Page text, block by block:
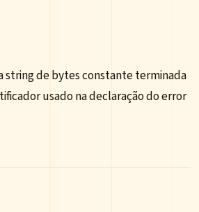
string de bytes constante terminada
usado na declaração do error